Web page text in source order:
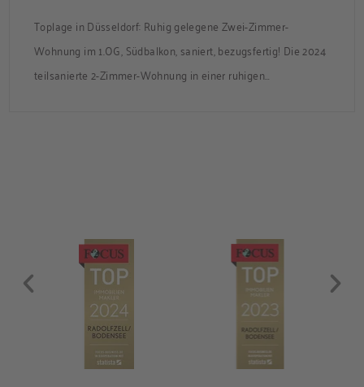
Toplage in Düsseldorf: Ruhig gelegene Zwei-Zimmer-
Wohnung im 1.OG, Südbalkon, saniert, bezugsfertig! Die 2024
teilsanierte 2-Zimmer-Wohnung in einer ruhigen